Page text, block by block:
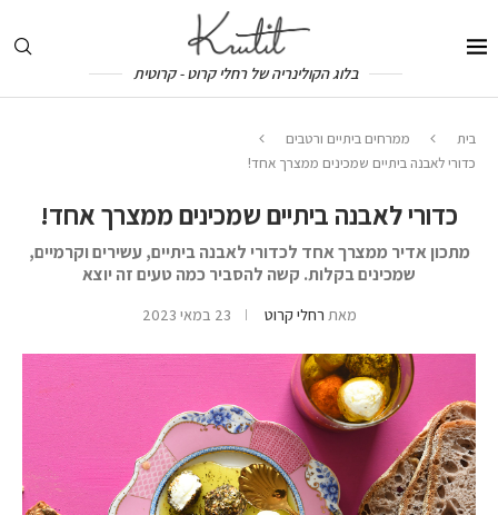
בלוג הקולינריה של רחלי קרוט - קרוטית
בית
ממרחים ביתיים ורטבים
כדורי לאבנה ביתיים שמכינים ממצרך אחד!
כדורי לאבנה ביתיים שמכינים ממצרך אחד!
מתכון אדיר ממצרך אחד לכדורי לאבנה ביתיים, עשירים וקרמיים,
שמכינים בקלות. קשה להסביר כמה טעים זה יוצא
מאת רחלי קרוט 23 במאי 2023